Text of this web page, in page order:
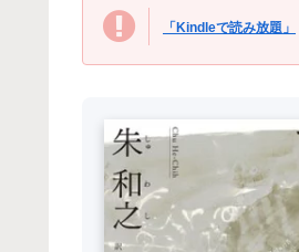
「Kindleで読み放題」